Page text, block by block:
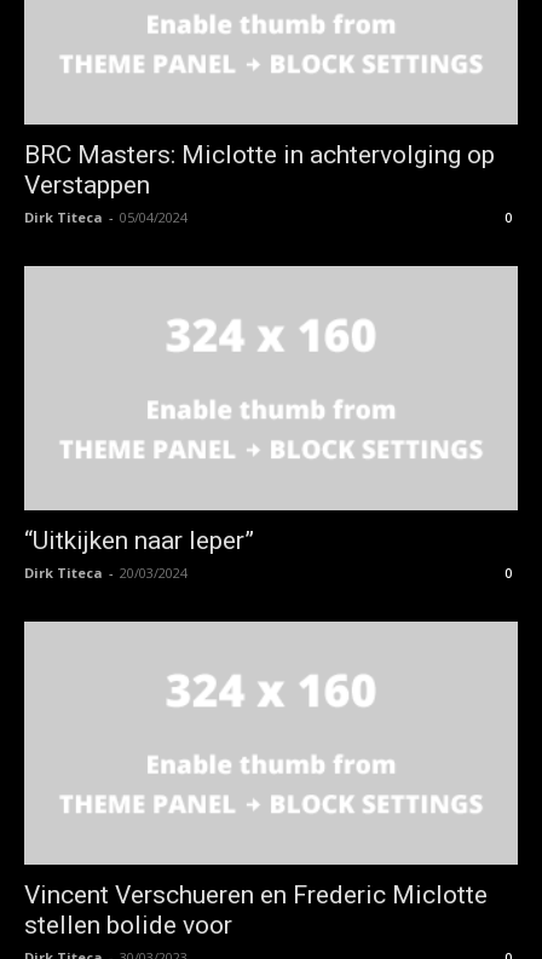
BRC Masters: Miclotte in achtervolging op
Verstappen
Dirk Titeca - 05/04/2024 0
“Uitkijken naar Ieper”
Dirk Titeca - 20/03/2024 0
Vincent Verschueren en Frederic Miclotte
stellen bolide voor